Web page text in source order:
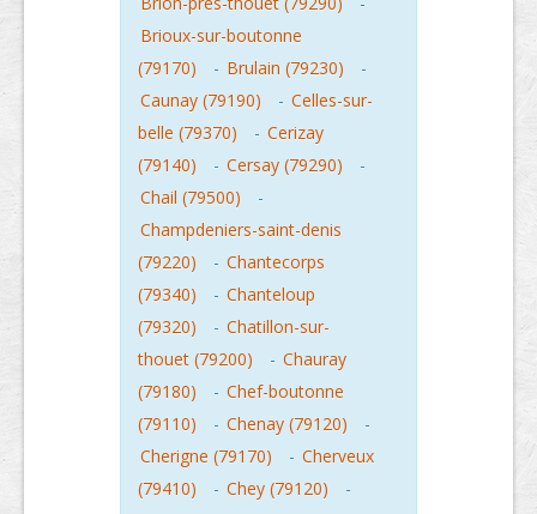
Brioux-sur-boutonne
(79170)
- Brulain (79230)
-
Caunay (79190)
- Celles-sur-
belle (79370)
- Cerizay
(79140)
- Cersay (79290)
-
Chail (79500)
-
Champdeniers-saint-denis
(79220)
- Chantecorps
(79340)
- Chanteloup
(79320)
- Chatillon-sur-
thouet (79200)
- Chauray
(79180)
- Chef-boutonne
(79110)
- Chenay (79120)
-
Cherigne (79170)
- Cherveux
(79410)
- Chey (79120)
-